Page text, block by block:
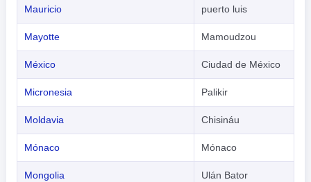
Mauricio puerto luis
Mayotte Mamoudzou
México Ciudad de México
Micronesia Palikir
Moldavia Chisináu
Mónaco Mónaco
Mongolia Ulán Bator